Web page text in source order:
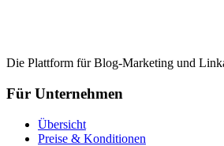
Die Plattform für Blog-Marketing und
Für Unternehmen
Übersicht
Preise & Konditionen